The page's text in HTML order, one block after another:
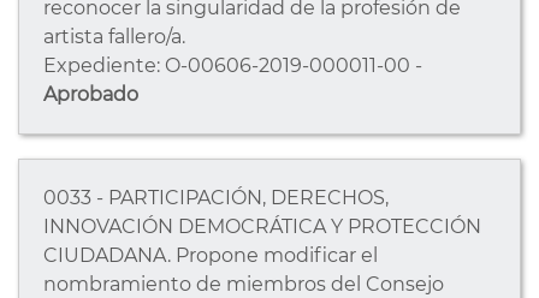
reconocer la singularidad de la profesión de
artista fallero/a.
Expediente: O-00606-2019-000011-00 -
Aprobado
0033 - PARTICIPACIÓN, DERECHOS,
INNOVACIÓN DEMOCRÁTICA Y PROTECCIÓN
CIUDADANA. Propone modificar el
nombramiento de miembros del Consejo